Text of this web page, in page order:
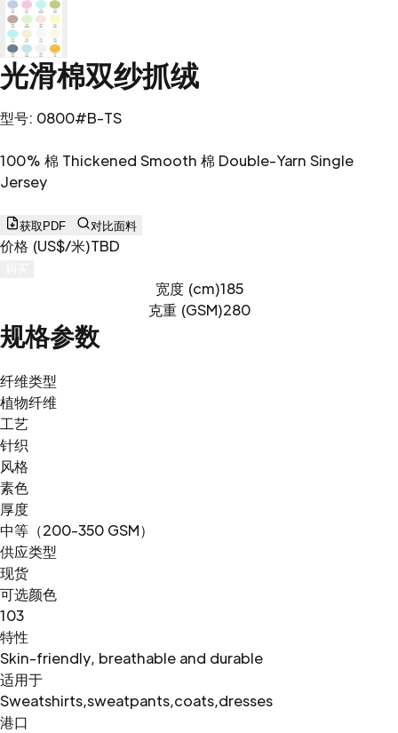
光滑棉双纱抓绒
型号: 0800#B-TS
100% 棉 Thickened Smooth 棉 Double-Yarn Single
Jersey
获取PDF 对比面料
价格 (US$/米)TBD
宽度 (cm)185
克重 (GSM)280
规格参数
纤维类型
植物纤维
工艺
针织
风格
素色
厚度
中等（200-350 GSM）
供应类型
现货
可选颜色
103
特性
Skin-friendly, breathable and durable
适用于
Sweatshirts,sweatpants,coats,dresses
港口